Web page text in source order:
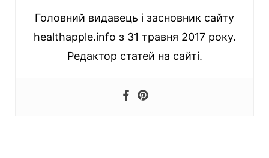
Головний видавець і засновник сайту
healthapple.info з 31 травня 2017 року.
Редактор статей на сайті.